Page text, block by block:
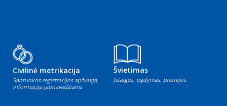
Civilinė metrikacija
Santuokos registracijos apžvalga,
informacija jaunavedžiams
Švietimas
Įstaigos, ugdymas, premijos